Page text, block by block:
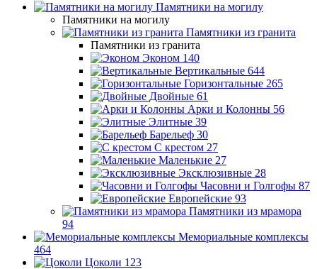
Памятники на могилу
Памятники на могилу
Памятники из гранита
Памятники из гранита
Эконом 140
Вертикальные 644
Горизонтальные 265
Двойные 61
Арки и Колонны 56
Элитные 39
Барельеф 30
С крестом 27
Маленькие 27
Эксклюзивные 28
Часовни и Голгофы 87
Европейские 93
Памятники из мрамора
94
Мемориальные комплексы
464
Цоколи 123